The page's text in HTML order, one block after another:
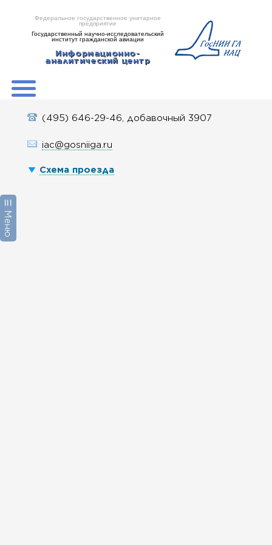
Федеральное государственное унитарное
предприятие
Государственный научно-исследовательский
институт гражданской авиации
Информационно-
аналитический центр
☰ Меню
(495) 646-29-46, добавочный 3907
iac@gosniiga.ru
Схема проезда